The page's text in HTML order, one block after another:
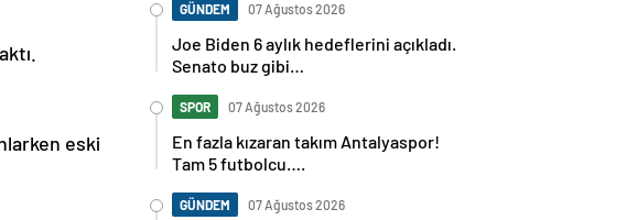
eski
GÜNDEM 07 Ağustos 2026
Joe Biden 6 aylık hedeflerini açıkladı.
Senato buz gibi…
SPOR 07 Ağustos 2026
En fazla kızaran takım Antalyaspor!
Tam 5 futbolcu….
GÜNDEM 07 Ağustos 2026